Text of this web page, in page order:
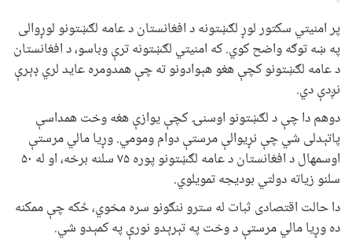
پر امنيتي سکتور لوړ لګښتونه د افغانستان د عامه لګښتونو لوړوالی
په ښه توګه واضح کوي. که امنيتي لګښتونه ترې وباسو، د افغانستان
د عامه لګښتونو کچې هغو هېوادونو ته چې همدومره عايد لري ډېرې
نږدې دي.
دوهم دا چې د لګښتونو اوسنۍ کچې يوازې هغه وخت همداسې
پاتېدلی شي چې نړيوالې مرستې دوام ومومي. وړيا مالي مرستې
اوسمهال د افغانستان د عامه لګښتونو پوره ۷۵ سلنه برخه، او له ۵۰
سلنو زياته دولتي بوديجه تمويلوي.
دا حالت اقتصادی ثبات له سترو ننګونو سره مخوي، ځکه چې ممکنه
ده وړيا مالي مرستې د وخت په تېرېدو نورې په کمېدو شي.